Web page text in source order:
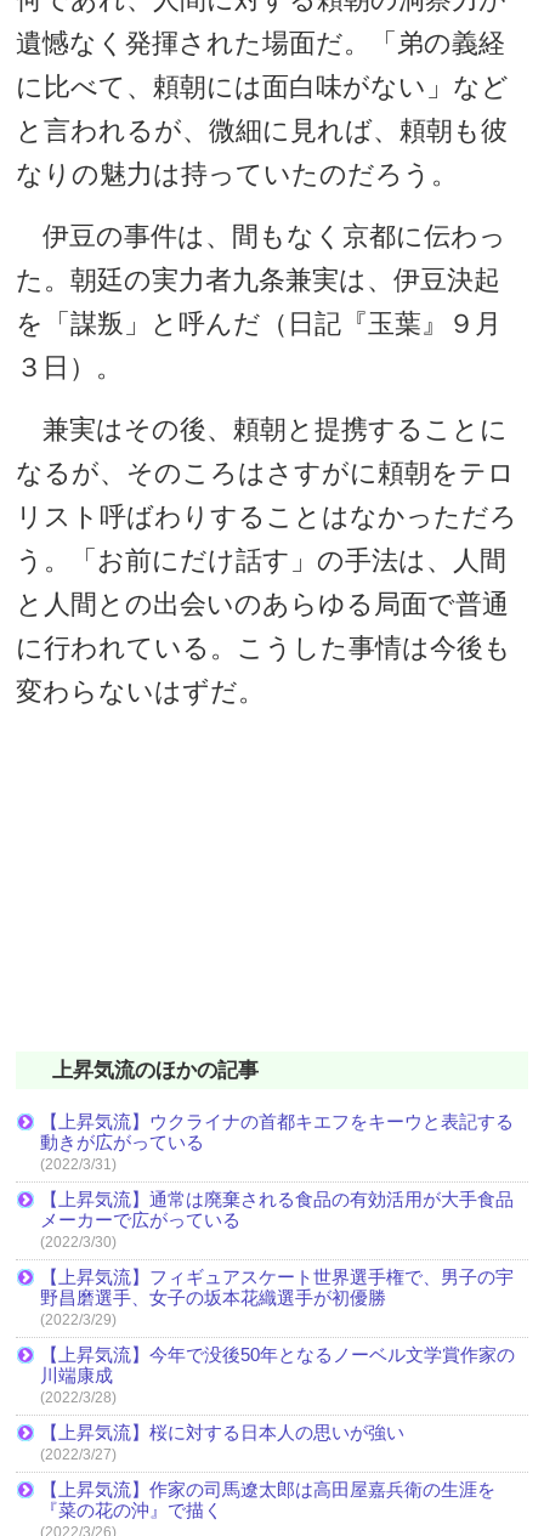
遺憾なく発揮された場面だ。「弟の義経
に比べて、頼朝には面白味がない」など
と言われるが、微細に見れば、頼朝も彼
なりの魅力は持っていたのだろう。
伊豆の事件は、間もなく京都に伝わっ
た。朝廷の実力者九条兼実は、伊豆決起
を「謀叛」と呼んだ（日記『玉葉』９月
３日）。
兼実はその後、頼朝と提携することに
なるが、そのころはさすがに頼朝をテロ
リスト呼ばわりすることはなかっただろ
う。「お前にだけ話す」の手法は、人間
と人間との出会いのあらゆる局面で普通
に行われている。こうした事情は今後も
変わらないはずだ。
上昇気流のほかの記事
【上昇気流】ウクライナの首都キエフをキーウと表記する
動きが広がっている
(2022/3/31)
【上昇気流】通常は廃棄される食品の有効活用が大手食品
メーカーで広がっている
(2022/3/30)
【上昇気流】フィギュアスケート世界選手権で、男子の宇
野昌磨選手、女子の坂本花織選手が初優勝
(2022/3/29)
【上昇気流】今年で没後50年となるノーベル文学賞作家の
川端康成
(2022/3/28)
【上昇気流】桜に対する日本人の思いが強い
(2022/3/27)
【上昇気流】作家の司馬遼太郎は高田屋嘉兵衛の生涯を
『菜の花の沖』で描く
(2022/3/26)